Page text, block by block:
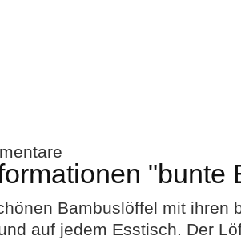
"bunte
Bambuslöffel mit ihren
auf jedem Esstisch. Der